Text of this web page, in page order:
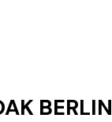
BERLIN